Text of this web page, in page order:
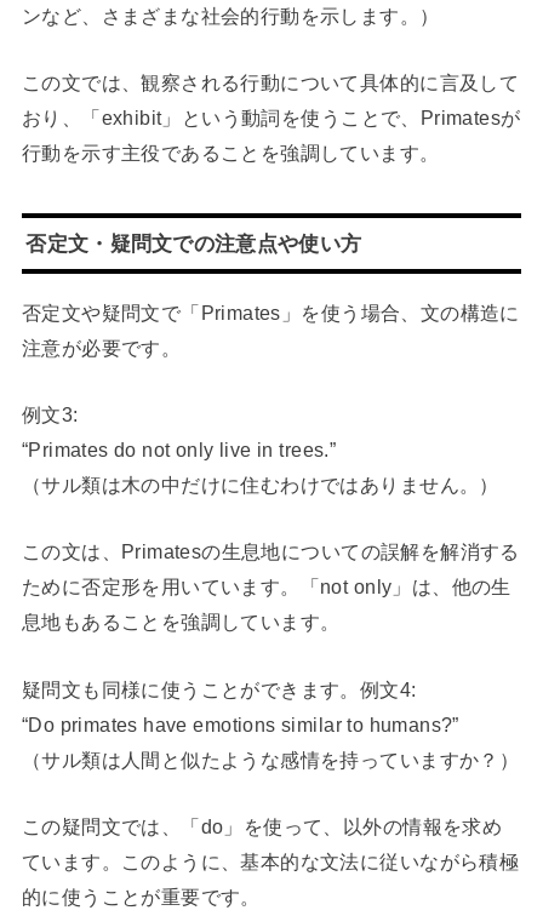
ンなど、さまざまな社会的行動を示します。）
この文では、観察される行動について具体的に言及して
おり、「exhibit」という動詞を使うことで、Primatesが
行動を示す主役であることを強調しています。
否定文・疑問文での注意点や使い方
否定文や疑問文で「Primates」を使う場合、文の構造に
注意が必要です。
例文3:
“Primates do not only live in trees.”
（サル類は木の中だけに住むわけではありません。）
この文は、Primatesの生息地についての誤解を解消する
ために否定形を用いています。「not only」は、他の生
息地もあることを強調しています。
疑問文も同様に使うことができます。例文4:
“Do primates have emotions similar to humans?”
（サル類は人間と似たような感情を持っていますか？）
この疑問文では、「do」を使って、以外の情報を求め
ています。このように、基本的な文法に従いながら積極
的に使うことが重要です。